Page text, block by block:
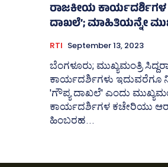
ರಾಜಕೀಯ ಕಾರ್ಯದರ್ಶಿಗಳ
ದಾಖಲೆ’; ಮಾಹಿತಿಯನ್ನೇ
RTI September 13, 2023
ಬೆಂಗಳೂರು; ಮುಖ್ಯಮಂತ್ರಿ
ಕಾರ್ಯದರ್ಶಿಗಳು ಇದುವರೆಗೂ
'ಗೌಪ್ಯ ದಾಖಲೆ' ಎಂದು
ಕಾರ್ಯದರ್ಶಿಗಳ ಕಚೇರಿಯು
ಹಿಂಬರಹ...